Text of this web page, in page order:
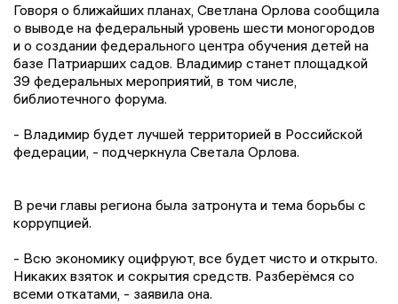
Говоря о ближайших планах, Светлана Орлова сообщила
о выводе на федеральный уровень шести моногородов
и о создании федерального центра обучения детей на
базе Патриарших садов. Владимир станет площадкой
39 федеральных мероприятий, в том числе,
библиотечного форума.
- Владимир будет лучшей территорией в Российской
федерации, - подчеркнула Светала Орлова.
В речи главы региона была затронута и тема борьбы с
коррупцией.
- Всю экономику оцифруют, все будет чисто и открыто.
Никаких взяток и сокрытия средств. Разберёмся со
всеми откатами, - заявила она.